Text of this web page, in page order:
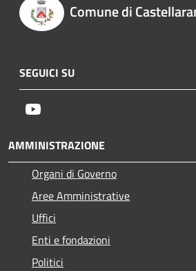
Comune di
SEGUICI SU
AMMINISTRAZIONE
Organi di Governo
Aree Amministrative
Uffici
Enti e fondazioni
Politici